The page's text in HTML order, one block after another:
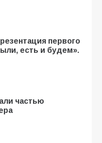
первого
есть и будем».
частью